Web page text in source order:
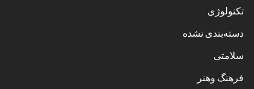
تکنولوژی
دسته‌بندی نشده
سلامتی
فرهنگ وهنر